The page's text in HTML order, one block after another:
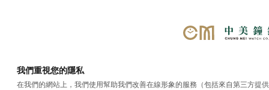
我們重視您的隱私
在我們的網站上，我們使用幫助我們改善在線形象的服務（包括來自第三方提